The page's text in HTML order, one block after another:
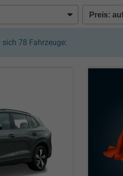
sich 78 Fahrzeuge: